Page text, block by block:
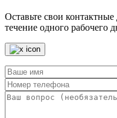
Оставьте свои
течение одного рабочего